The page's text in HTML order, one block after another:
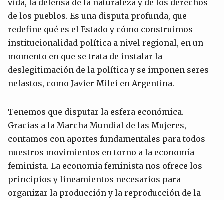
vida, la defensa de la naturaleza y de los derechos
de los pueblos. Es una disputa profunda, que
redefine qué es el Estado y cómo construimos
institucionalidad política a nivel regional, en un
momento en que se trata de instalar la
deslegitimación de la política y se imponen seres
nefastos, como Javier Milei en Argentina.
Tenemos que disputar la esfera económica.
Gracias a la Marcha Mundial de las Mujeres,
contamos con aportes fundamentales para todos
nuestros movimientos en torno a la economía
feminista. La economia feminista nos ofrece los
principios y lineamientos necesarios para
organizar la producción y la reproducción de la